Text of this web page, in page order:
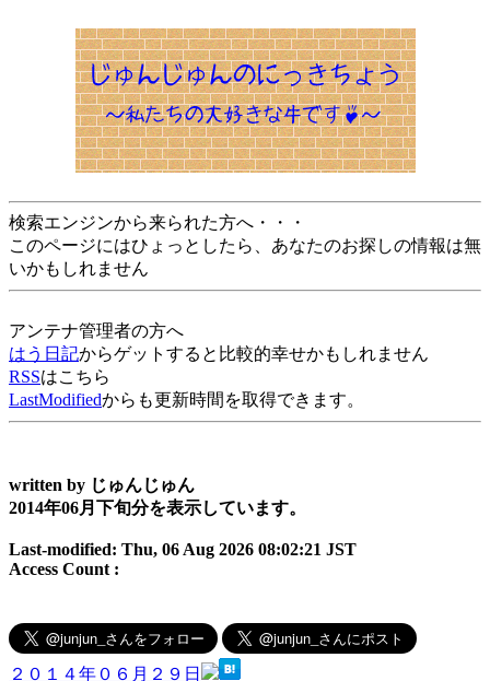
検索エンジンから来られた方へ・・・
このページにはひょっとしたら、あなたのお探しの情報は無
いかもしれません
アンテナ管理者の方へ
はう日記からゲットすると比較的幸せかもしれません
RSSはこちら
LastModifiedからも更新時間を取得できます。
written by じゅんじゅん
2014年06月下旬分を表示しています。
Last-modified: Thu, 06 Aug 2026 08:02:21 JST
Access Count :
２０１４年０６月２９日